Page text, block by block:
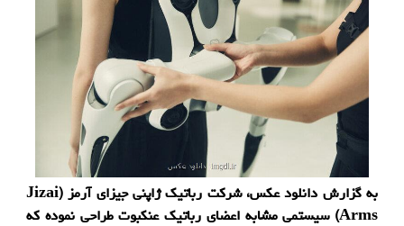
به گزارش دانلود عکس، شرکت رباتیک ژاپنی جیزای آرمز (Jizai
Arms) سیستمی مشابه اعضای رباتیک عنکبوت طراحی نموده که